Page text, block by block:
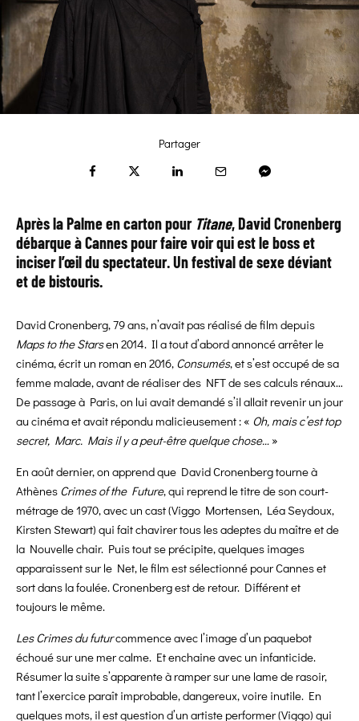
Partager
Après la Palme en carton pour Titane, David Cronenberg
débarque à Cannes pour faire voir qui est le boss et
inciser l’œil du spectateur. Un festival de sexe déviant
et de bistouris.
David Cronenberg, 79 ans, n’avait pas réalisé de film depuis
Maps to the Starsen 2014. Il a tout d’abord annoncé arrêter le
cinéma, écrit un roman en 2016, Consumés, et s’est occupé de sa
femme malade, avant de réaliser des NFT de ses calculs rénaux…
De passage à Paris, on lui avait demandé s’il allait revenir un jour
au cinéma et avait répondu malicieusement : « Oh, mais c’est top
secret, Marc. Mais il y a peut-être quelque chose… »
En août dernier, on apprend que David Cronenberg tourne à
Athènes Crimes of the Future, qui reprend le titre de son court-
métrage de 1970, avec un cast (Viggo Mortensen, Léa Seydoux,
Kirsten Stewart) qui fait chavirer tous les adeptes du maître et de
la Nouvelle chair. Puis tout se précipite, quelques images
apparaissent sur le Net, le film est sélectionné pour Cannes et
sort dans la foulée. Cronenberg est de retour. Différent et
toujours le même.
Les Crimes du futurcommence avec l’image d’un paquebot
échoué sur une mer calme. Et enchaine avec un infanticide.
Résumer la suite s’apparente à ramper sur une lame de rasoir,
tant l’exercice paraît improbable, dangereux, voire inutile. En
quelques mots, il est question d’un artiste performer (Viggo) qui